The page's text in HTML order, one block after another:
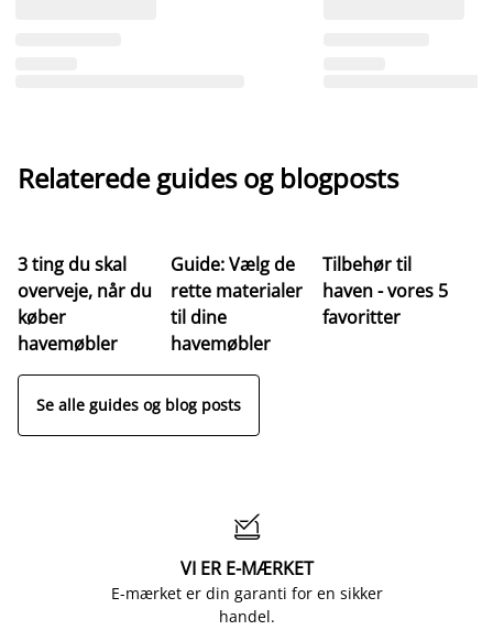
Relaterede guides og blogposts
3 ting du skal
overveje, når du
køber
havemøbler
Guide: Vælg de
rette materialer
til dine
havemøbler
Tilbehør til
haven - vores 5
favoritter
Se alle guides og blog posts

VI ER E-MÆRKET
E-mærket er din garanti for en sikker
handel.